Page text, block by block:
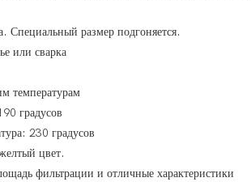
Специальный размер подгоняется.
или сварка
температурам
градусов
230 градусов
цвет.
фильтрации и отличные характеристики